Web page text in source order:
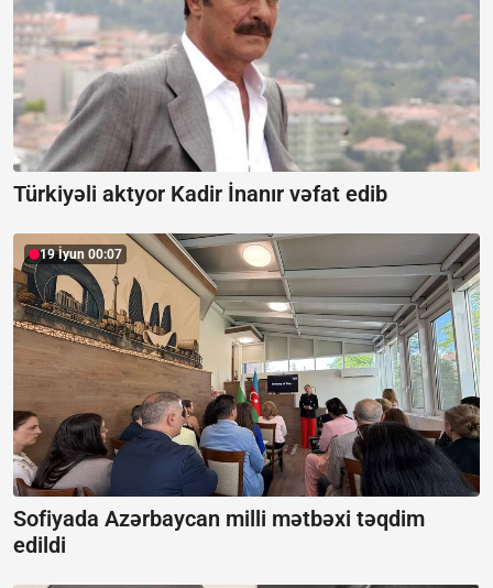
Türkiyəli aktyor Kadir İnanır vəfat edib
19 İyun 00:07
Sofiyada Azərbaycan milli mətbəxi təqdim
edildi